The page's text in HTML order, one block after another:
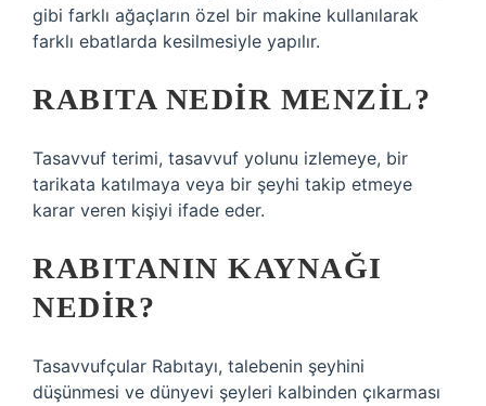
gibi farklı ağaçların özel bir makine kullanılarak
farklı ebatlarda kesilmesiyle yapılır.
RABITA NEDIR MENZIL?
Tasavvuf terimi, tasavvuf yolunu izlemeye, bir
tarikata katılmaya veya bir şeyhi takip etmeye
karar veren kişiyi ifade eder.
RABITANIN KAYNAĞI
NEDIR?
Tasavvufçular Rabıtayı, talebenin şeyhini
düşünmesi ve dünyevi şeyleri kalbinden çıkarması